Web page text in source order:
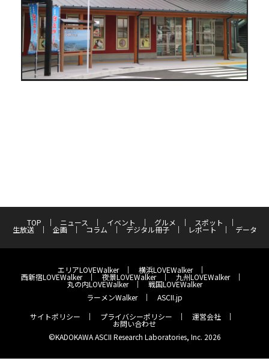
TOP ニュース イベント グルメ スポット
生放送 企画 コラム デジタル冊子 レポート データ
エリアLOVEWalker 横浜LOVEWalker
西新宿LOVEWalker 夜景LOVEWalker 九州LOVEWalker
丸の内LOVEWalker
戦国LOVEWalker
ラーメンWalker
ASCII.jp
サイトポリシー
プライバシーポリシー 運営会社
お問い合わせ
©KADOKAWA ASCII Research Laboratories, Inc. 2026